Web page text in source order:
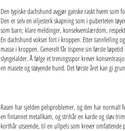
Den typiske dachshund avgjør ganske raskt hvem
Den er selv en viljesterk skapning som i puberteten
som barn; klare meldinger, konsekvenslærdom,
En dachshund vokser fort i kroppen. Etter tannfelling
masse i kroppen. Generelt får tispene sin første
slyngelalder. Å følge et treningsspor krever
en masete og støyende hund. Det første året kan gi
Rasen har sjelden pelsproblemer, og den har normalt
en fintannet metallkam, og strihår en karde og sløv
korthår utseende, til en ullpels som krever